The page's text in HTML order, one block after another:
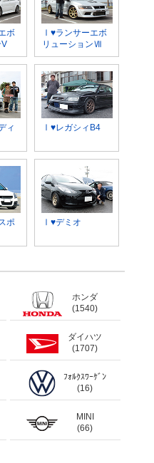
ボ
V
Ⅰ♥ランサーエボ
リューションⅦ
ィ
Ⅰ♥レガシィB4
ポ
Ⅰ♥デミオ
ホンダ
(1540)
ダイハツ
(1707)
ﾌｫﾙｸｽﾜｰｹﾞﾝ
(16)
MINI
(66)